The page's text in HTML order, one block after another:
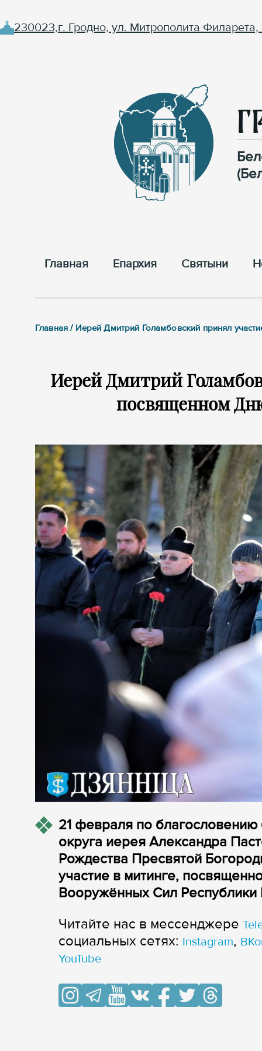
230023,г. Гродно, ул. Митрополита Филарета,
Главная Епархия Cвятыни
Главная / Иерей Дмитрий Голамбовский принял
Иерей Дмитрий
посвященном
21 февраля по
округа иерея Александра
Рождества Пресвятой
участие в митинге,
Вооружённых Сил Республики
Читайте нас в мессенджере
cоциальных сетях: Instagram,
YouTube